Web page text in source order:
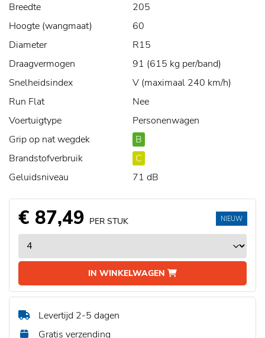
Breedte
205
Hoogte (wangmaat)
60
Diameter
R15
Draagvermogen
91 (615 kg per/band)
Snelheidsindex
V (maximaal 240 km/h)
Run Flat
Nee
Voertuigtype
Personenwagen
Grip op nat wegdek
B
Brandstofverbruik
C
Geluidsniveau
71 dB
€ 87,49 PER STUK
IN WINKELWAGEN
NIEUW
Levertijd 2-5 dagen
Gratis verzending